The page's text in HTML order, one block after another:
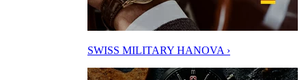
SWISS MILITARY HANOVA ›